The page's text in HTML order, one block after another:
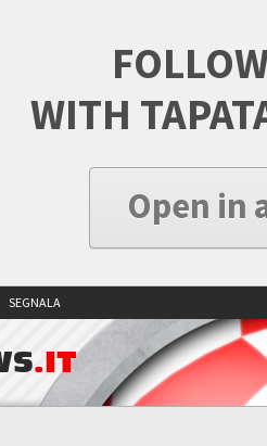
WITH
Open in
SEGNALA
.IT